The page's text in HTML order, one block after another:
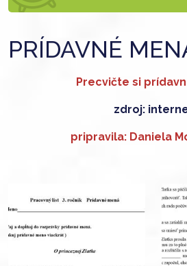
PRÍDAVNÉ
Precvičte si
zdroj:
pripravila: Daniela